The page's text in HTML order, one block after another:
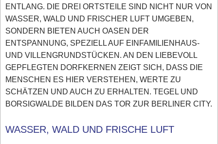
ENTLANG. DIE DREI ORTSTEILE SIND NICHT NUR VON
WASSER, WALD UND FRISCHER LUFT UMGEBEN,
SONDERN BIETEN AUCH OASEN DER
ENTSPANNUNG, SPEZIELL AUF EINFAMILIENHAUS-
UND VILLENGRUNDSTÜCKEN. AN DEN LIEBEVOLL
GEPFLEGTEN DORFKERNEN ZEIGT SICH, DASS DIE
MENSCHEN ES HIER VERSTEHEN, WERTE ZU
SCHÄTZEN UND AUCH ZU ERHALTEN. TEGEL UND
BORSIGWALDE BILDEN DAS TOR ZUR BERLINER CITY.
WASSER, WALD UND FRISCHE LUFT